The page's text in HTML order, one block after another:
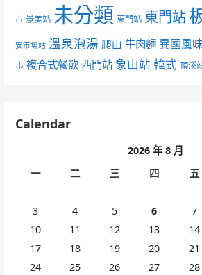
市 景美站 未分類 東門站 東門站
安市場站 溫泉泡湯 爬山 牛肉麵 異國風
市 複合式餐飲 西門站 象山站 韓式 頂溪
Calendar
2026 年 8 月
一
二 三 四 五
3
4 5 6 7
10
11 12 13 14
17
18 19 20 21
24
25 26 27 28